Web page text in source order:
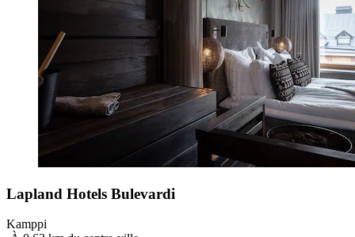
Lapland Hotels Bulevardi
Kamppi